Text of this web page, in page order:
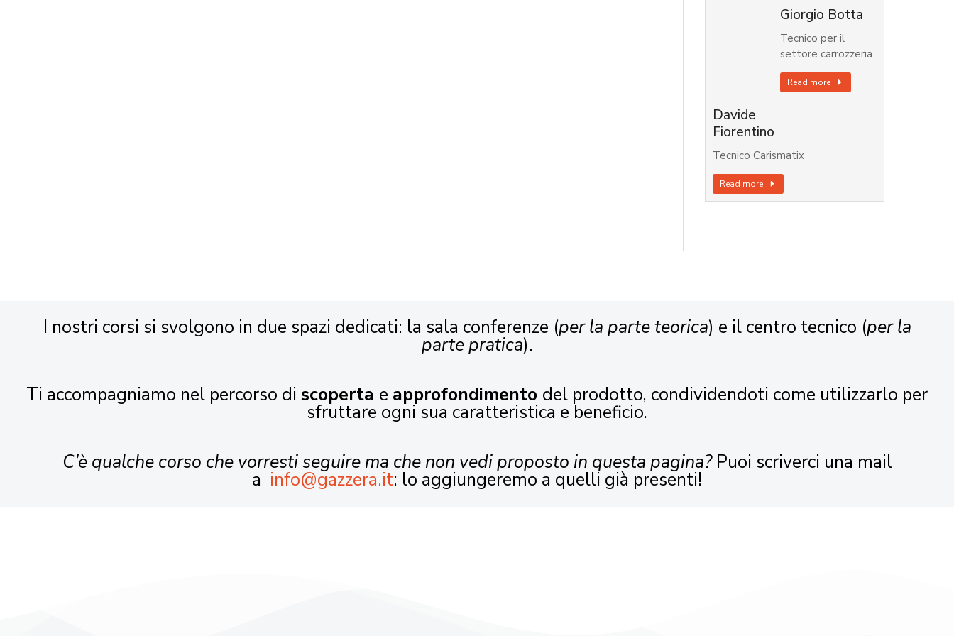
Giorgio Botta
Tecnico per il
settore carrozzeria
Read more
Davide
Fiorentino
Tecnico Carismatix
Read more
I nostri corsi si svolgono in due spazi dedicati: la sala conferenze (per la parte teorica) e il centro tecnico (per la
parte pratica).
Ti accompagniamo nel percorso di scoperta e approfondimento del prodotto, condividendoti come utilizzarlo per
sfruttare ogni sua caratteristica e beneficio.
C’è qualche corso che vorresti seguire ma che non vedi proposto in questa pagina?Puoi scriverci una mail
a info@gazzera.it: lo aggiungeremo a quelli già presenti!